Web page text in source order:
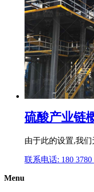
硫酸产业链
由于此的设置,我们
联系电话: 180 3780
Menu